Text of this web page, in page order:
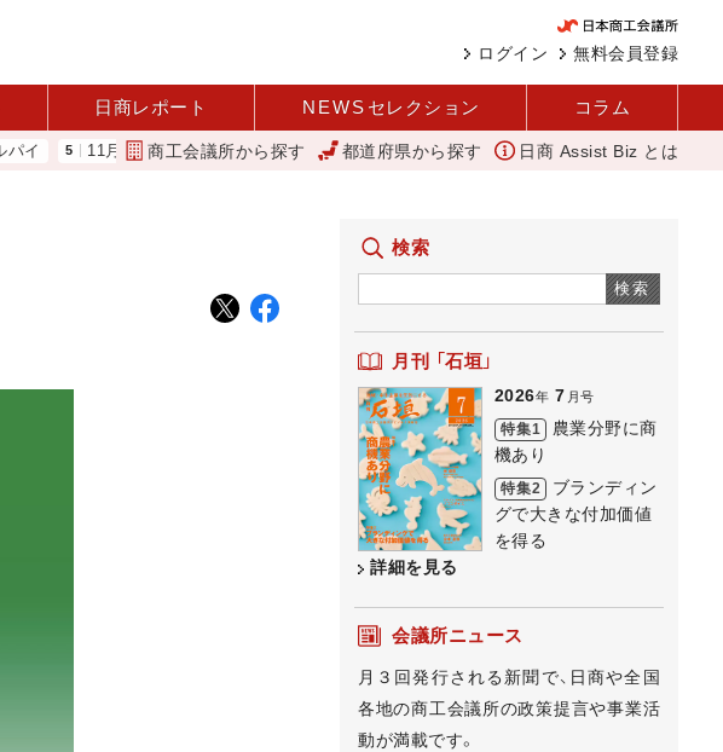
無料会員登録
ログイン
日商レポート NEWS セレクション コラム
11月4日に「令和5年度 玉名花火大会」を開催（玉名商工会議所） 「あったらいいね」を商品
商工会議所から探す 都道府県から探す 日商 Assist Biz とは
検索
検索
月刊 「石垣」
2026年 7 月号
特集1
農業分野に商
機あり
特集2
ブランディン
グで大きな付加価値
を得る
詳細を見る
会議所ニュース
月３回発行される新聞で、日商や全国
各地の商工会議所の政策提言や事業活
動が満載です。